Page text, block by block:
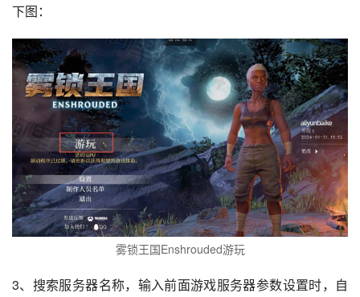
下图：
雾锁王国Enshrouded游玩
3、搜索服务器名称，输入前面游戏服务器参数设置时，自